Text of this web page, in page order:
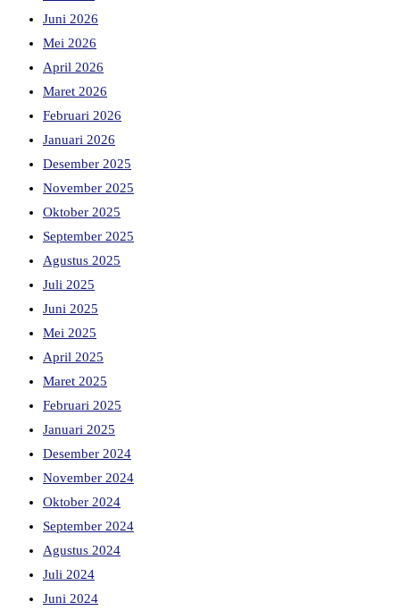
Juni 2026
Mei 2026
April 2026
Maret 2026
Februari 2026
Januari 2026
Desember 2025
November 2025
Oktober 2025
September 2025
Agustus 2025
Juli 2025
Juni 2025
Mei 2025
April 2025
Maret 2025
Februari 2025
Januari 2025
Desember 2024
November 2024
Oktober 2024
September 2024
Agustus 2024
Juli 2024
Juni 2024